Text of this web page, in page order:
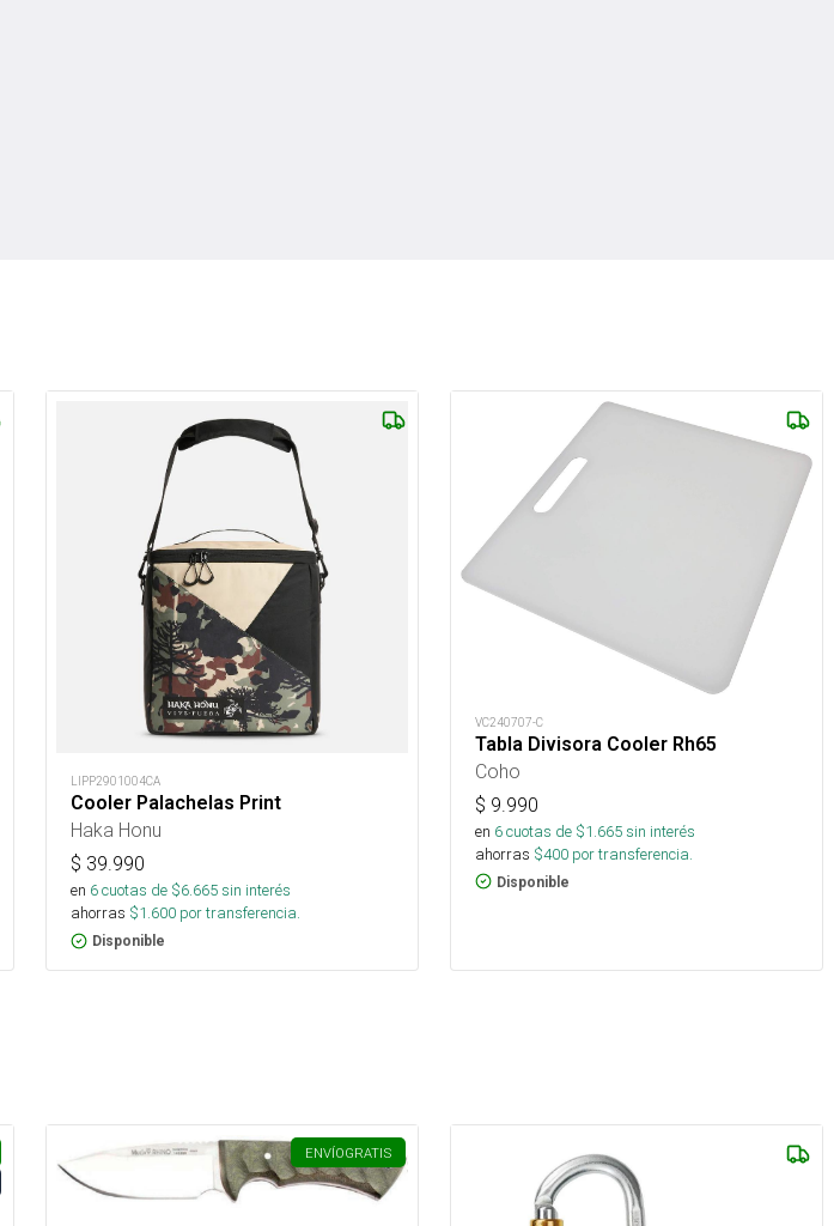
LIPP2901004CA
Cooler Palachelas Print
Haka Honu
$ 39.990
en 6cuotas de $6.665sin interés
ahorras $1.600 por transferencia.
Disponible
VC240707-C
Tabla Divisora Cooler Rh65
Coho
$ 9.990
en 6cuotas de $1.665sin interés
ahorras $400 por transferencia.
Disponible
ENVÍOGRATIS